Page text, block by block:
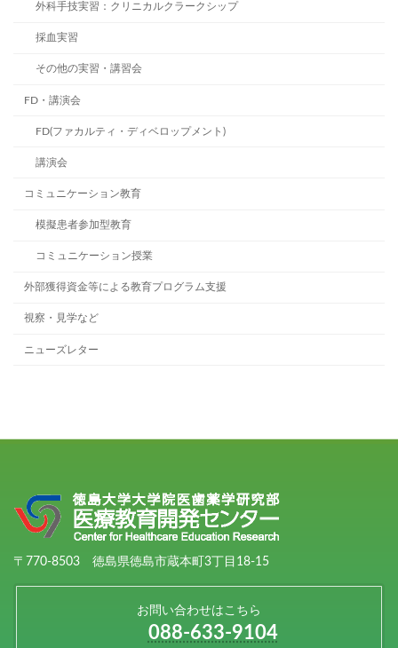
外科手技実習：クリニカルクラークシップ
採血実習
その他の実習・講習会
FD・講演会
FD(ファカルティ・ディベロップメント)
講演会
コミュニケーション教育
模擬患者参加型教育
コミュニケーション授業
外部獲得資金等による教育プログラム支援
視察・見学など
ニューズレター
〒770-8503 徳島県徳島市蔵本町3丁目18-15
お問い合わせはこちら
088-633-9104